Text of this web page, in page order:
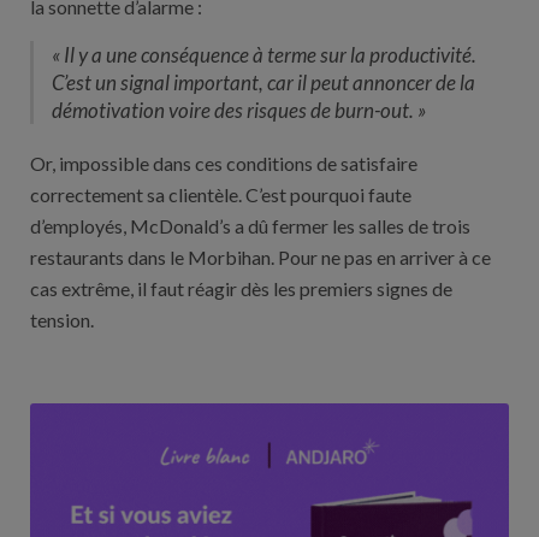
la sonnette d’alarme :
« Il y a une conséquence à terme sur la productivité.
C’est un signal important, car il peut annoncer de la
démotivation voire des risques de burn-out. »
Or, impossible dans ces conditions de satisfaire
correctement sa clientèle. C’est pourquoi faute
d’employés, McDonald’s a dû fermer les salles de trois
restaurants dans le Morbihan. Pour ne pas en arriver à ce
cas extrême, il faut réagir dès les premiers signes de
tension.